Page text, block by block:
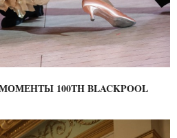
100TH BLACKPOOL